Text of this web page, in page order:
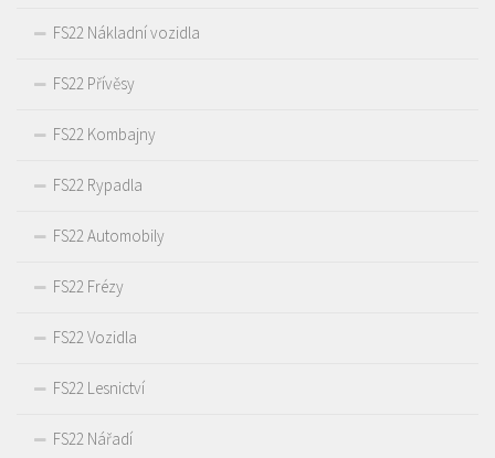
FS22 Nákladní vozidla
FS22 Přívěsy
FS22 Kombajny
FS22 Rypadla
FS22 Automobily
FS22 Frézy
FS22 Vozidla
FS22 Lesnictví
FS22 Nářadí